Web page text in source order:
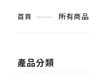
首頁 所有商品
產品分類